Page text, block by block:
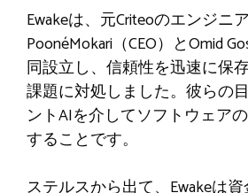
Ewakeは、元Criteoのエンジニア
PoonéMokari（CEO）とOmid
同設立し、信頼性を迅速に保
課題に対処しました。彼らの
ントAIを介してソフトウェア
することです。
ステルスから出て、Ewakeは